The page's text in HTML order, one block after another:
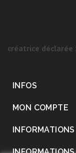
créatrice déclarée
INFOS
MON COMPTE